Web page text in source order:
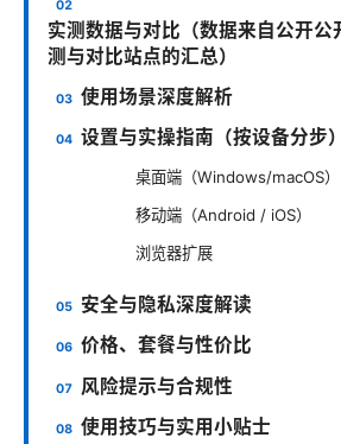
实测数据与对比（数据来自公开公
测与对比站点的汇总）
使用场景深度解析
设置与实操指南（按设备分步）
桌面端（Windows/macOS）
移动端（Android / iOS）
浏览器扩展
安全与隐私深度解读
价格、套餐与性价比
风险提示与合规性
使用技巧与实用小贴士